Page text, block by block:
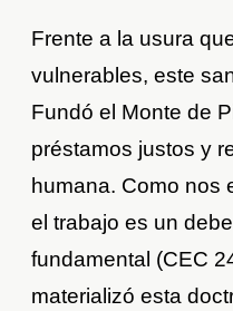
Frente a la usura
vulnerables, este
Fundó el Monte de
préstamos justos y
humana. Como nos
el trabajo es un
fundamental (CEC
materializó esta